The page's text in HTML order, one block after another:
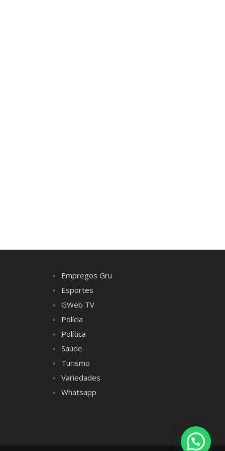
Empregos Gru
Esportes
GWeb TV
Polícia
Política
Saúde
Turismo
Variedades
Whatsapp